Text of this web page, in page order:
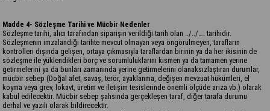
Madde 4- Sözleşme Tarihi ve Mücbir Nedenler
Sözleşme tarihi, alıcı tarafından siparişin verildiği tarih olan ../../…. tarihidir.
Sözleşmenin imzalandığı tarihte mevcut olmayan veya öngörülmeyen, tarafların
kontrolleri dışında gelişen, ortaya çıkmasıyla taraflardan birinin ya da her ikisinin de
sözleşme ile yüklendikleri borç ve sorumluluklarını kısmen ya da tamamen yerine
getirmelerini ya da bunları zamanında yerine getirmelerini olanaksızlaştıran durumlar,
mücbir sebep (Doğal afet, savaş, terör, ayaklanma, değişen mevzuat hükümleri, el
koyma veya grev, lokavt, üretim ve iletişim tesislerinde önemli ölçüde arıza vb.) olarak
kabul edilecektir. Mücbir sebep şahsında gerçekleşen taraf, diğer tarafa durumu
derhal ve yazılı olarak bildirecektir.